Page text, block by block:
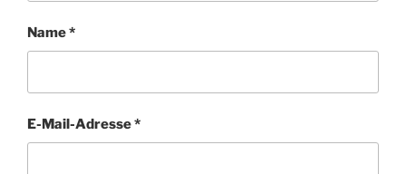
Name*
E-Mail-Adresse*